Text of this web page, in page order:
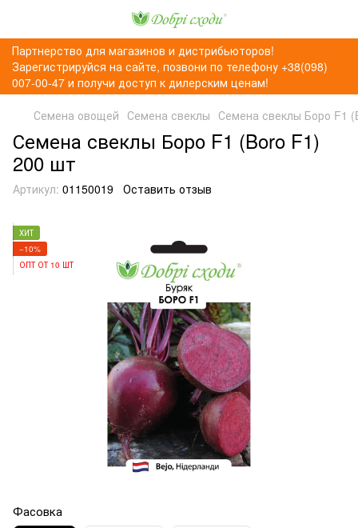
Партнерство для магазинов и дистрибьюторов!
Зарегистрируйся на сайте, позвони по телефону +38(098)
007-00-47 и получи доступ к дилерским ценам!
Семена овощей Семена свеклы Семена свеклы Боро F1
Семена свеклы Боро F1 (Boro F1)
200 шт
Артикул: 01150019 Оставить отзыв
ХИТ
−10%
ОПТ ОТ 10 ШТ
Фасовка